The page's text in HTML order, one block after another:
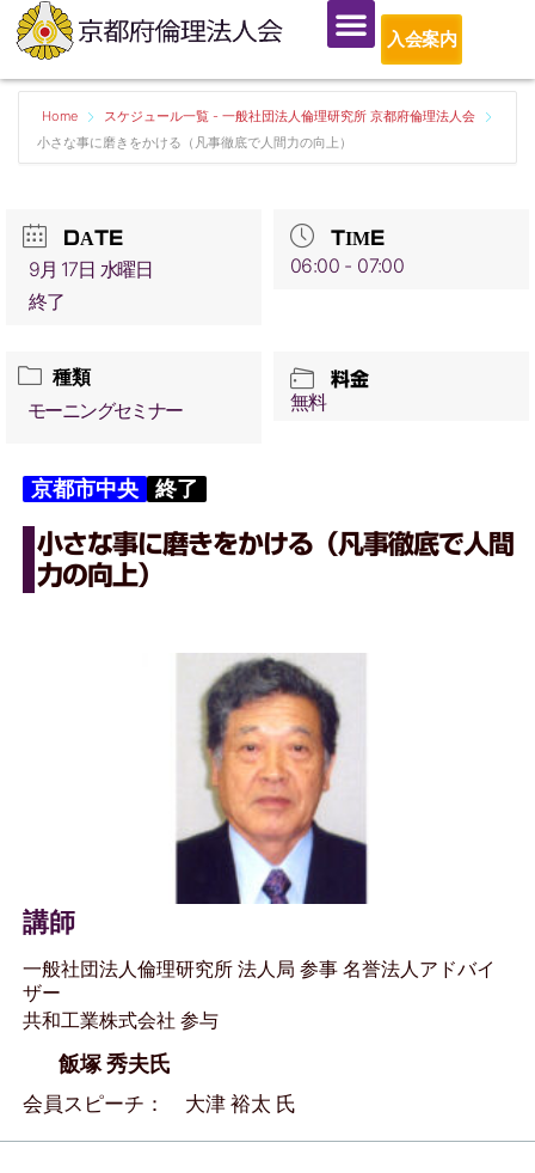
入会案内
Home
スケジュール一覧 - 一般社団法人倫理研究所 京都府倫理法人会
小さな事に磨きをかける（凡事徹底で人間力の向上）
DATE
9月 17日 水曜日
終了
TIME
06:00 - 07:00
種類
モーニングセミナー
料金
無料
京都市中央 終了
小さな事に磨きをかける（凡事徹底で人間
力の向上）
講師
一般社団法人倫理研究所 法人局 参事 名誉法人アドバイ
ザー
共和工業株式会社 参与
飯塚 秀夫氏
会員スピーチ： 大津 裕太 氏